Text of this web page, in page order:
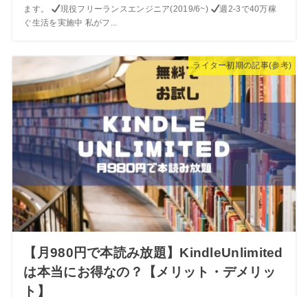
ます。
現役フリーランスエンジニア(2019/6~)
週2-3で40万稼
ぐ生活を実施中 私がフ...
ライター初期の記事(参考)
【月980円で本読み放題】KindleUnlimited
は本当にお得なの？【メリット・デメリッ
ト】